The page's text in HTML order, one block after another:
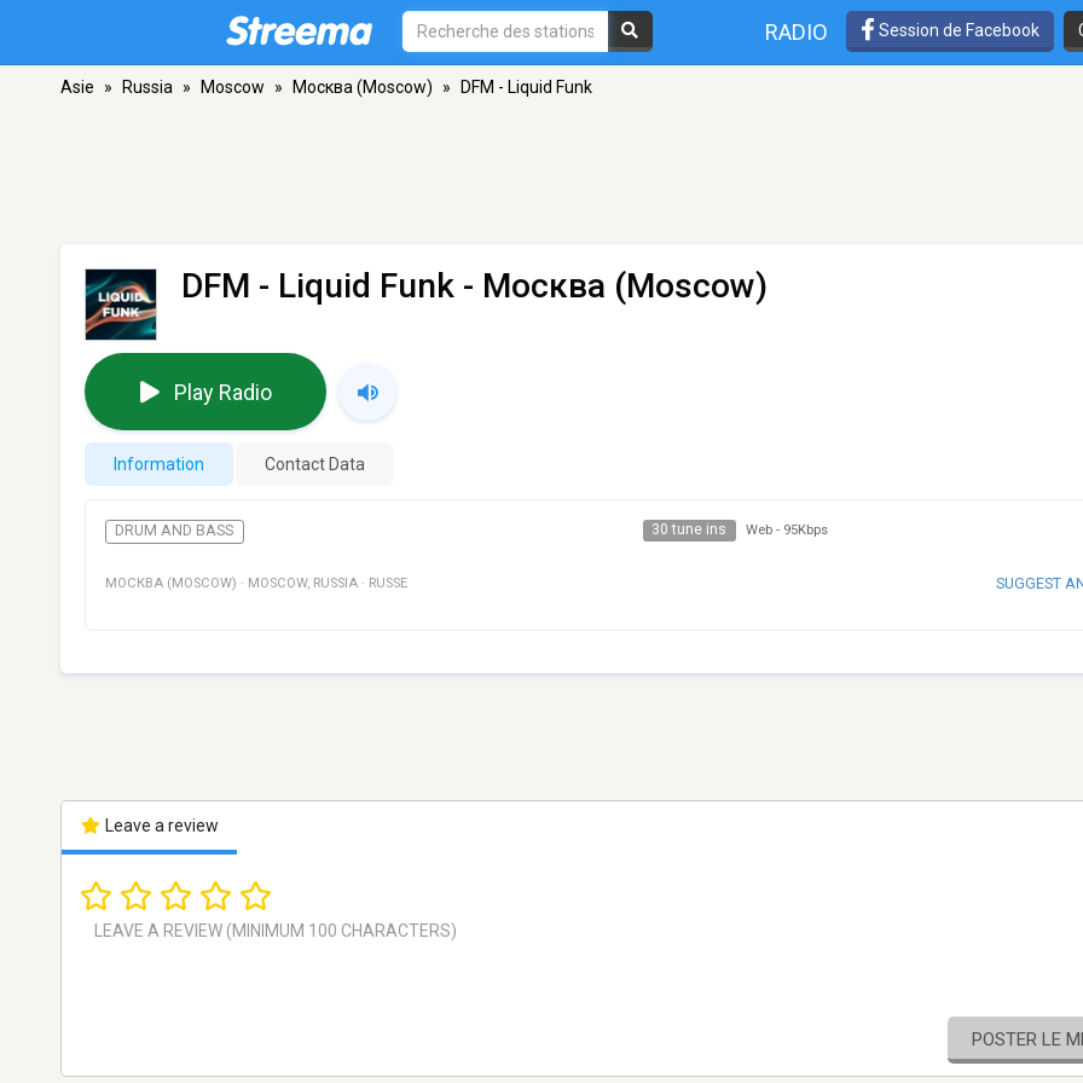
RADIO Session de Facebook
Asie » Russia » Moscow » Москва (Moscow) » DFM - Liquid Funk
DFM - Liquid Funk - Москва (Moscow)
Play Radio
Information Contact Data
DRUM AND BASS 30 tune ins Web - 95Kbps
МОСКВА (MOSCOW) · MOSCOW, RUSSIA · RUSSE SUGGEST
Leave a review
POSTER LE